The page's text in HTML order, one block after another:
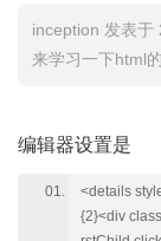
inception 发表于
来学习一下html
编辑器设置是
<details
{2}<div